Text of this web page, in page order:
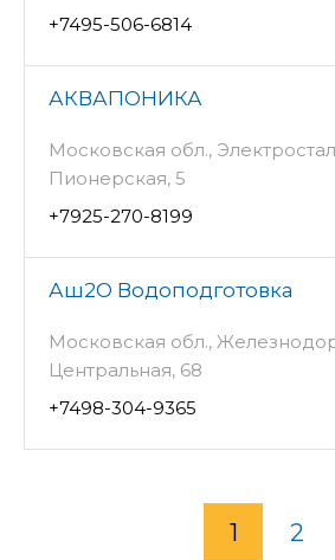
+7495-506-6814
АКВАПОНИКА
Московская обл.,
Пионерская, 5
+7925-270-8199
Аш2О Водоподготовка
Московская обл.,
Центральная, 68
+7498-304-9365
1 2